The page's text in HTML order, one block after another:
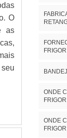
O
as
ONDE
ONDE